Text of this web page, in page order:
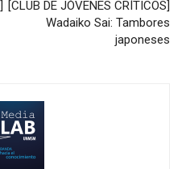
[CLUB DE JÓVENES CRÍTICOS]
Wadaiko Sai: Tambores
japoneses